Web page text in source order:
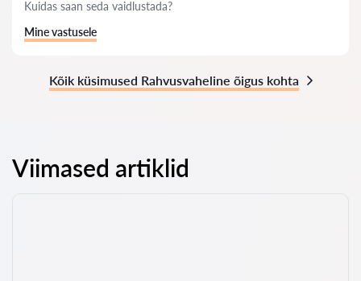
Kuidas saan seda vaidlustada?
Mine vastusele
Kõik küsimused Rahvusvaheline õigus kohta
Viimased artiklid